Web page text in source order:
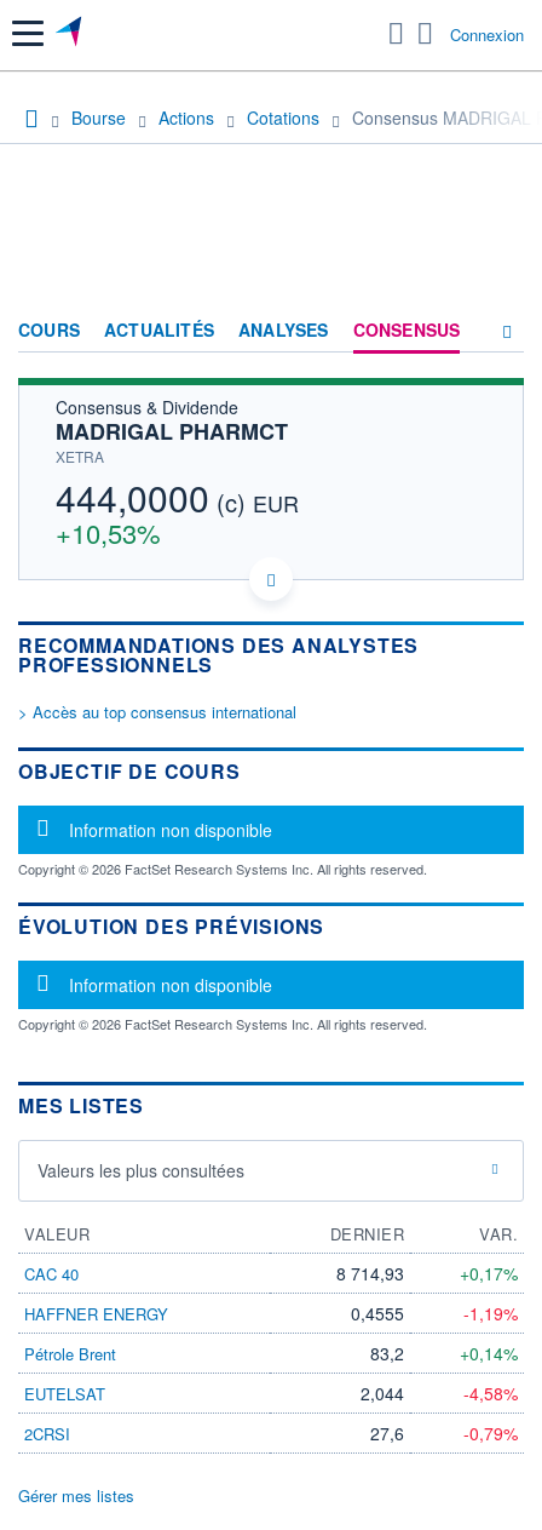
Menu Connexion
Bourse Actions Cotations Consensus MADRIGAL
COURS ACTUALITÉS ANALYSES CONSENSUS
ACTIONNAIRES
Consensus & Dividende
MADRIGAL PHARMCT
XETRA
444,0000 (c) EUR
+10,53%
US5588681057 YDO1
Politique d'exécution
Cotation sur les autres places
444,0000 401,7000
+ HAUT
444,0000
+ BAS
VOLUME
0
CAPITAL ÉCHANGÉ
VALORISATION
10 258 MEUR
DERNIER ÉCHANGE
07.08.26 / 17:35:33
LIMITE À LA
BAISSE
LIMITE À LA
HAUSSE
RENDEMENT
- -
0,00 EUR DIVIDENDE
-
Non éligible
Boursobank
+ PORTEFEUILLE + LISTE
RECOMMANDATIONS DES ANALYSTES
PROFESSIONNELS
> Accès au top consensus international
OBJECTIF DE COURS
Message d'information
Information non disponible
Copyright © 2026 FactSet Research Systems Inc. All rights reserved.
ÉVOLUTION DES PRÉVISIONS
Message d'information
Information non disponible
Copyright © 2026 FactSet Research Systems Inc. All rights reserved.
MES LISTES
Valeurs les plus consultées
VALEUR DERNIER
VAR.
CAC 40
8 714,93 +0,17%
HAFFNER ENERGY 0,4555 -1,19%
Pétrole Brent 83,2 +0,14%
EUTELSAT 2,044 -4,58%
2CRSI 27,6 -0,79%
Gérer mes listes